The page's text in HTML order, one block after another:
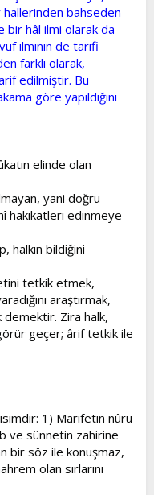
hallerinden bahseden
bir hâl ilmi olarak da
ilminin de tarifi
farklı olarak,
edilmiştir. Bu
göre yapıldığını
elinde olan
yani doğru
hakikatleri edinmeye
halkın bildiğini
tetkik etmek,
araştırmak,
demektir. Zira halk,
geçer; ârif tetkik ile
1) Marifetin nûru
ve sünnetin zahirine
bir söz ile konuşmaz,
olan sırlarını